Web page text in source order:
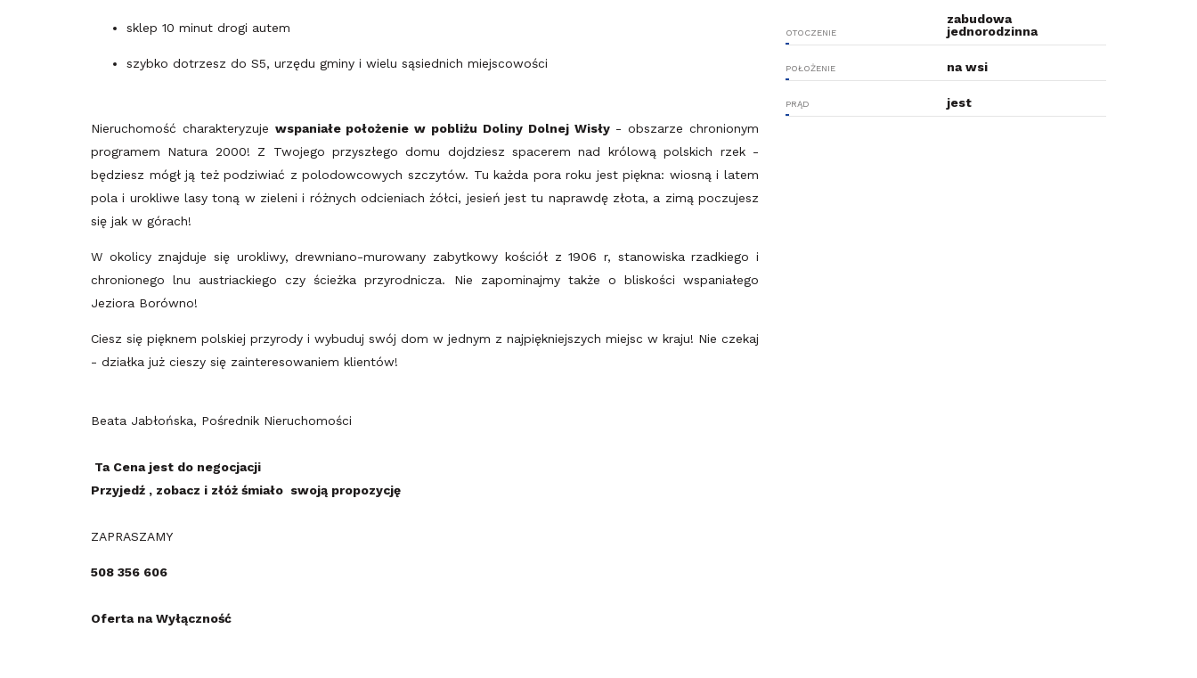
sklep 10 minut drogi autem
szybko dotrzesz do S5, urzędu gminy i wielu sąsiednich miejscowości
Nieruchomość charakteryzuje wspaniałe położenie w pobliżu Doliny Dolnej Wisły- obszarze chronionym
programem Natura 2000! Z Twojego przyszłego domu dojdziesz spacerem nad królową polskich rzek -
będziesz mógł ją też podziwiać z polodowcowych szczytów. Tu każda pora roku jest piękna: wiosną i latem
pola i urokliwe lasy toną w zieleni i różnych odcieniach żółci, jesień jest tu naprawdę złota, a zimą poczujesz
się jak w górach!
W okolicy znajduje się urokliwy, drewniano-murowany zabytkowy kościół z 1906 r, stanowiska rzadkiego i
chronionego lnu austriackiego czy ścieżka przyrodnicza. Nie zapominajmy także o bliskości wspaniałego
Jeziora Borówno!
Ciesz się pięknem polskiej przyrody i wybuduj swój dom w jednym z najpiękniejszych miejsc w kraju! Nie czekaj
- działka już cieszy się zainteresowaniem klientów!
Beata Jabłońska, Pośrednik Nieruchomości
Ta Cena jest do negocjacji
Przyjedź , zobacz i złóż śmiało swoją propozycję
ZAPRASZAMY
508 356 606
Oferta na Wyłączność
OTOCZENIE
zabudowa
jednorodzinna
POŁOŻENIE na wsi
PRĄD jest